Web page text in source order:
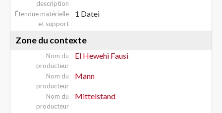
description
Étendue matérielle
et support
1 Datei
Zone du contexte
Nom du
producteur
El Hewehi Fausi
Nom du
producteur
Mann
Nom du
producteur
Mittelstand